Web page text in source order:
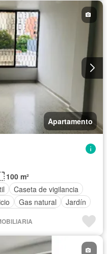
Apartamento
100 m²
Caseta de vigilancia
Gas natural
Jardín